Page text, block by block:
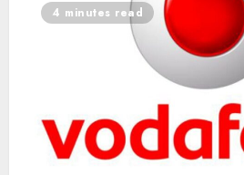
4 minutes read